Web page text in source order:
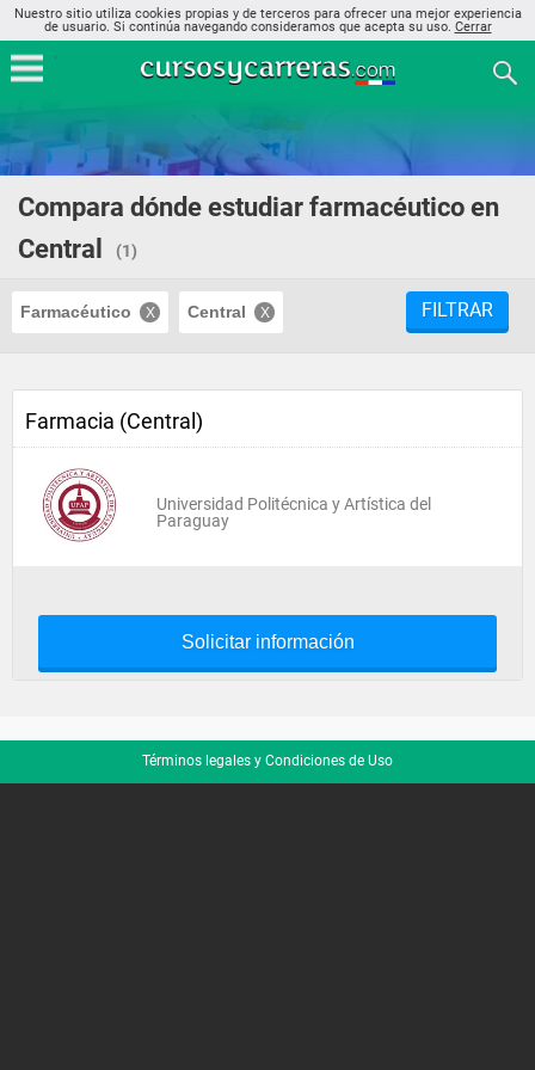
Nuestro sitio utiliza cookies propias y de terceros para ofrecer una mejor experiencia
de usuario. Si continúa navegando consideramos que acepta su uso. Cerrar
Compara dónde estudiar farmacéutico en
Central
(1)
Farmacéutico Central FILTRAR
Farmacia (Central)
Universidad Politécnica y Artística del
Paraguay
Solicitar información
Términos legales y Condiciones de Uso